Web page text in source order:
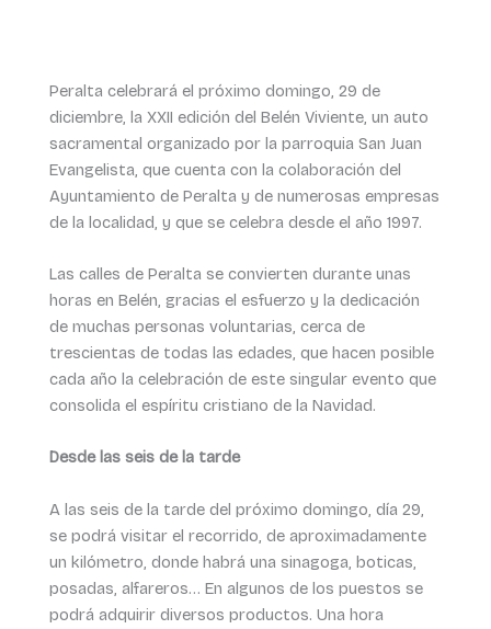
Peralta celebrará el próximo domingo, 29 de
diciembre, la XXII edición del Belén Viviente, un auto
sacramental organizado por la parroquia San Juan
Evangelista, que cuenta con la colaboración del
Ayuntamiento de Peralta y de numerosas empresas
de la localidad, y que se celebra desde el año 1997.
Las calles de Peralta se convierten durante unas
horas en Belén, gracias el esfuerzo y la dedicación
de muchas personas voluntarias, cerca de
trescientas de todas las edades, que hacen posible
cada año la celebración de este singular evento que
consolida el espíritu cristiano de la Navidad.
Desde las seis de la tarde
A las seis de la tarde del próximo domingo, día 29,
se podrá visitar el recorrido, de aproximadamente
un kilómetro, donde habrá una sinagoga, boticas,
posadas, alfareros… En algunos de los puestos se
podrá adquirir diversos productos. Una hora